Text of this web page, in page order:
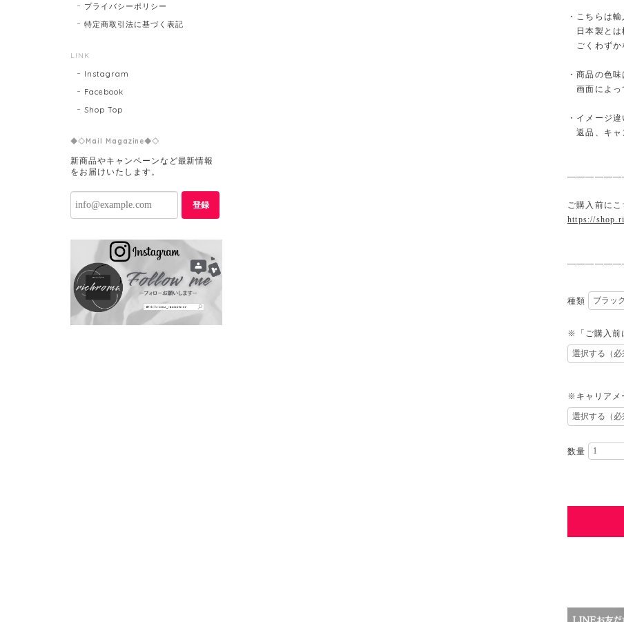
・こちらは
日本製とは
ごくわずか
・商品の色
画面によっ
・イメージ
返品、キャ
ご購入前に
https://
種類
※「ご購入前
※キャリアメ
数量
プライバシーポリシー
特定商取引法に基づく表記
LINK
Instagram
Facebook
Shop Top
◆◇Mail Magazine◆◇
新商品やキャンペーンなど最新情報
をお届けいたします。
登録